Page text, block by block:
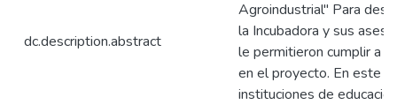
dc.description.abstract
Agroindustrial" Para
la Incubadora y sus
le permitieron cumplir a
en el proyecto. En este
instituciones de